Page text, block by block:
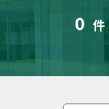
0 件